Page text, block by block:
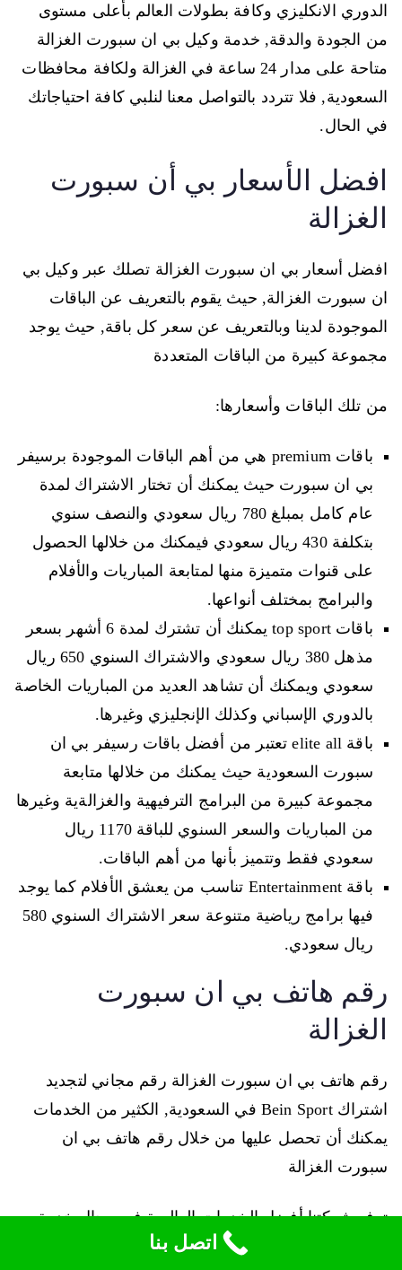
الدوري الانكليزي وكافة بطولات العالم بأعلى مستوى
من الجودة والدقة, خدمة وكيل بي ان سبورت الغزالة
متاحة على مدار 24 ساعة في الغزالة ولكافة محافظات
السعودية, فلا تتردد بالتواصل معنا لنلبي كافة احتياجاتك
في الحال.
افضل الأسعار بي أن سبورت
الغزالة
افضل أسعار بي ان سبورت الغزالة تصلك عبر وكيل بي
ان سبورت الغزالة, حيث يقوم بالتعريف عن الباقات
الموجودة لدينا وبالتعريف عن سعر كل باقة, حيث يوجد
مجموعة كبيرة من الباقات المتعددة
من تلك الباقات وأسعارها:
باقات premium هي من أهم الباقات الموجودة برسيفر
بي ان سبورت حيث يمكنك أن تختار الاشتراك لمدة
عام كامل بمبلغ 780 ريال سعودي والنصف سنوي
بتكلفة 430 ريال سعودي فيمكنك من خلالها الحصول
على قنوات متميزة منها لمتابعة المباريات والأفلام
والبرامج بمختلف أنواعها.
باقات top sport يمكنك أن تشترك لمدة 6 أشهر بسعر
مذهل 380 ريال سعودي والاشتراك السنوي 650 ريال
سعودي ويمكنك أن تشاهد العديد من المباريات الخاصة
بالدوري الإسباني وكذلك الإنجليزي وغيرها.
باقة elite all تعتبر من أفضل باقات رسيفر بي ان
سبورت السعودية حيث يمكنك من خلالها متابعة
مجموعة كبيرة من البرامج الترفيهية والغزالةية وغيرها
من المباريات والسعر السنوي للباقة 1170 ريال
سعودي فقط وتتميز بأنها من أهم الباقات.
باقة Entertainment تناسب من يعشق الأفلام كما يوجد
فيها برامج رياضية متنوعة سعر الاشتراك السنوي 580
ريال سعودي.
رقم هاتف بي ان سبورت
الغزالة
رقم هاتف بي ان سبورت الغزالة رقم مجاني لتجديد
اشتراك Bein Sport في السعودية, الكثير من الخدمات
يمكنك أن تحصل عليها من خلال رقم هاتف بي ان
سبورت الغزالة
توفر شركتنا أفضل الخدمات العالمية في مجال خدمة بي
ان سبورت بحيث يمكنك عبر الاتصال على رقم خدمة
اتصل بنا